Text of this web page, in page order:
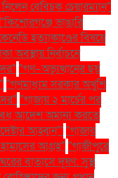
বেবিচক চেয়ারম্যান"
"কিশোরগঞ্জে ভাঙারি
হত্যাকাণ্ডের বিষয়ে
অবস্থায় নির্বাচনে
"গণ–অভ্যুত্থানের ছয়
"গণমাধ্যম সরকার অখুশি
"গাজায় ২ মার্চের পর
আদেশ অমান্য করতে
আহ্বান"' "গাজার
আগ্রহ" "গাজীপুরে
বাতাসে দূষণ: সুস্থ